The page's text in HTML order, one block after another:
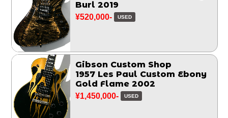
Burl 2019
¥520,000- USED
Gibson Custom Shop
1957 Les Paul Custom Ebony
Gold Flame 2002
¥1,450,000- USED